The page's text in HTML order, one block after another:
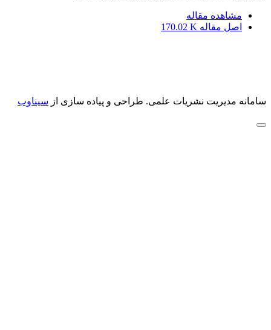
مشاهده مقاله
اصل مقاله 170.02 K
سامانه مدیریت نشریات علمی. طراحی و پیاده سازی از سیناوب